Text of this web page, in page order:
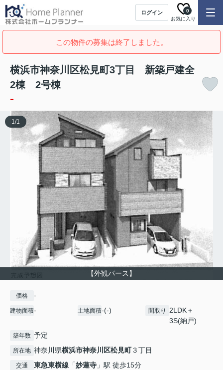
ログイン
お気に入り
0
この物件の募集は終了しました。
横浜市神奈川区松見町3丁目 新築戸建全
2棟 2号棟
-
【外観パース】
1/1
価格 -
建物面積- 土地面積-(-) 間取り
2LDK＋
3S(納戸)
築年数 予定
所在地 神奈川県横浜市神奈川区松見町３丁目
交通 東急東横線 「妙蓮寺 」駅 徒歩15分